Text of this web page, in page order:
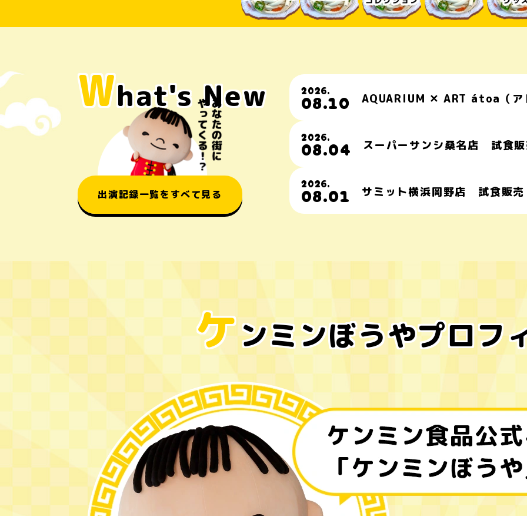
What's New 2026.
08.10 AQUARIUM ✕ ART átoa（ア
2026.
08.04 スーパーサンシ桑名店 試食
2026.
08.01 サミット横浜岡野店 試食販売
出演記録一覧をすべて見る
ケンミンぼうやプロフ